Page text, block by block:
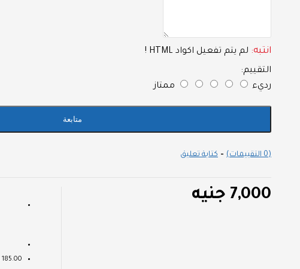
انتبه: لم يتم تفعيل اكواد HTML !
التقييم:
رديء
ممتاز
متابعة
(0 التقييمات) - كتابة تعليق
7,000 جنيه
185.00سم x 57.00سم x 65.00سم